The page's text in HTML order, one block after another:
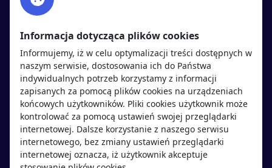
Twitter
Polityka cookies
Polityka prywatności
Kandydaci
Regulamin kandydata
Oferty pracy
Pracodawcy
Pracodawcy
Regulamin pracodawcy
Dodaj ogłoszenie
Informacja dotycząca plików cookies
Informujemy, iż w celu optymalizacji treści dostępnych w
naszym serwisie, dostosowania ich do Państwa
indywidualnych potrzeb korzystamy z informacji
zapisanych za pomocą plików cookies na urządzeniach
końcowych użytkowników. Pliki cookies użytkownik może
kontrolować za pomocą ustawień swojej przeglądarki
internetowej. Dalsze korzystanie z naszego serwisu
internetowego, bez zmiany ustawień przeglądarki
internetowej oznacza, iż użytkownik akceptuje